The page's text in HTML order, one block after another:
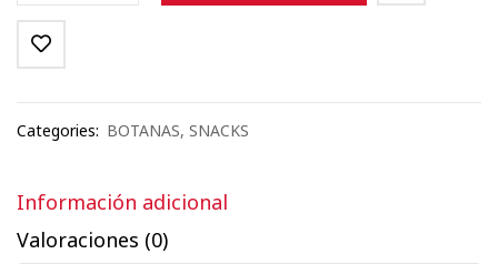
Categories: BOTANAS, SNACKS
Información adicional
Valoraciones (0)